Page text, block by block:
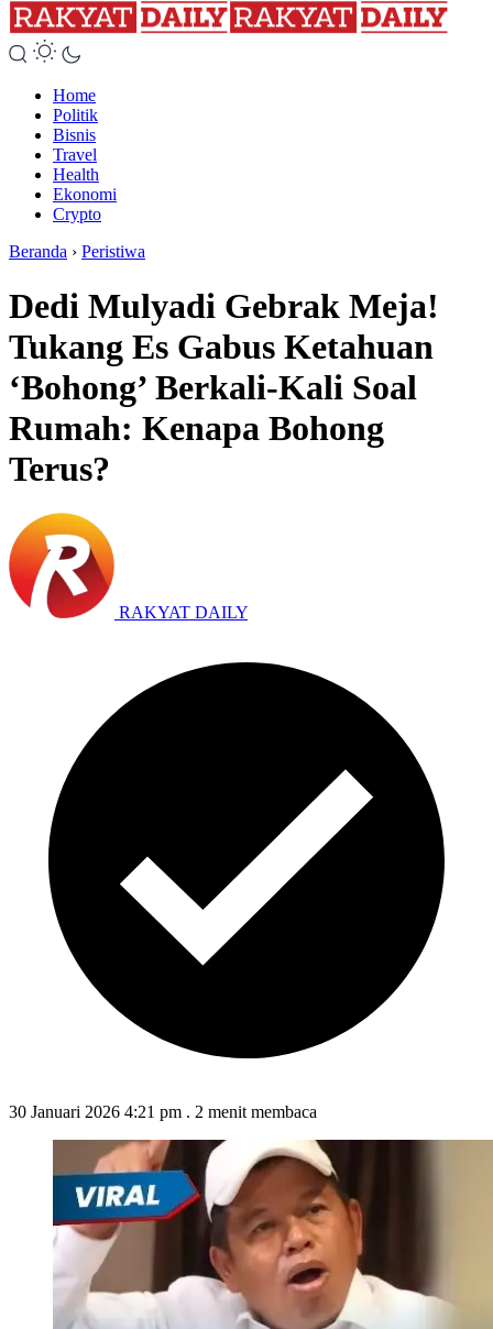
Home
Politik
Bisnis
Travel
Health
Ekonomi
Crypto
Beranda › Peristiwa
Dedi Mulyadi Gebrak Meja!
Tukang Es Gabus Ketahuan
‘Bohong’ Berkali-Kali Soal
Rumah: Kenapa Bohong
Terus?
RAKYAT DAILY
30 Januari 2026 4:21 pm . 2 menit membaca